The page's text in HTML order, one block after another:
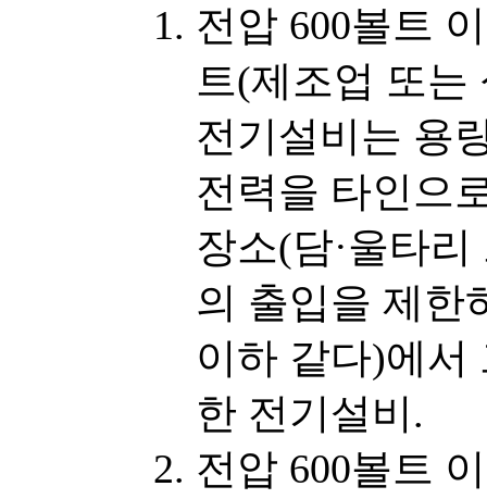
전압 600볼트
트(제조업 또는
전기설비는 용
전력을 타인으
장소(담·울타
의 출입을 제한
이하 같다)에서
한 전기설비.
전압 600볼트